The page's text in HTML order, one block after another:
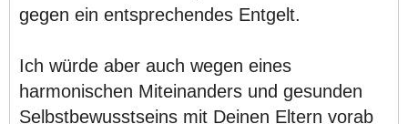
gegen ein entsprechendes Entgelt.
Ich würde aber auch wegen eines
harmonischen Miteinanders und gesunden
Selbstbewusstseins mit Deinen Eltern vorab